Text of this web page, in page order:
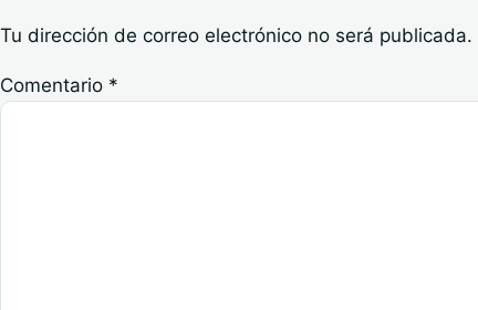
Tu dirección de correo electrónico no será publicada.
Comentario *